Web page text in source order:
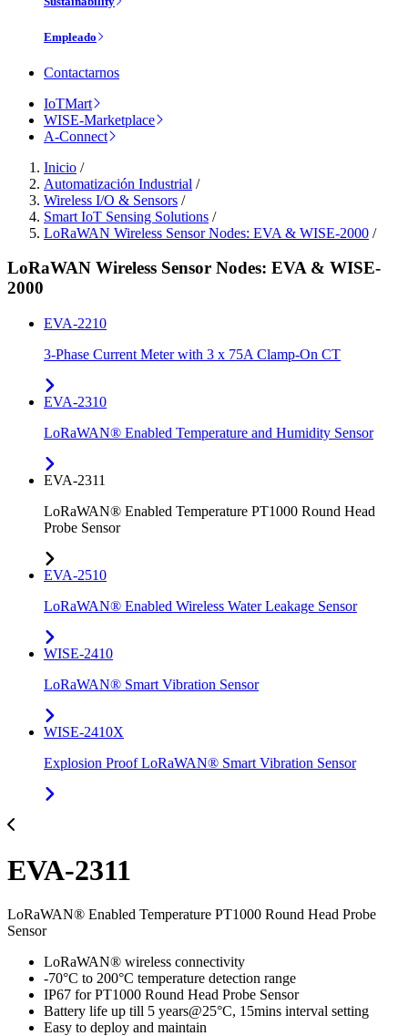
Empleado
Contactarnos
IoTMart
WISE-Marketplace
A-Connect
Inicio /
Automatización Industrial /
Wireless I/O & Sensors /
Smart IoT Sensing Solutions /
LoRaWAN Wireless Sensor Nodes: EVA & WISE-2000 /
LoRaWAN Wireless Sensor Nodes: EVA & WISE-
2000
EVA-2210
3-Phase Current Meter with 3 x 75A Clamp-On CT
EVA-2310
LoRaWAN® Enabled Temperature and Humidity Sensor
EVA-2311
LoRaWAN® Enabled Temperature PT1000 Round Head
Probe Sensor
EVA-2510
LoRaWAN® Enabled Wireless Water Leakage Sensor
WISE-2410
LoRaWAN® Smart Vibration Sensor
WISE-2410X
Explosion Proof LoRaWAN® Smart Vibration Sensor
EVA-2311
LoRaWAN® Enabled Temperature PT1000 Round Head Probe
Sensor
LoRaWAN® wireless connectivity
-70°C to 200°C temperature detection range
IP67 for PT1000 Round Head Probe Sensor
Battery life up till 5 years@25°C, 15mins interval setting
Easy to deploy and maintain